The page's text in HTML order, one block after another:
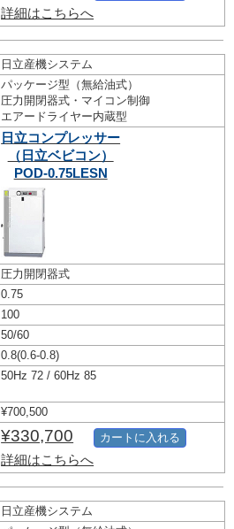
詳細はこちらへ
日立産機システム
パッケージ型（無給油式）
圧力開閉器式・マイコン制御
エアードライヤー内蔵型
日立コンプレッサー
（日立ベビコン）
POD-0.75LESN
圧力開閉器式
0.75
100
50/60
0.8(0.6-0.8)
50Hz 72 / 60Hz 85
¥700,500
¥330,700
詳細はこちらへ
カートに入れる
日立産機システム